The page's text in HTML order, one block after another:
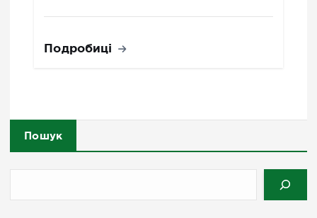
Подробиці
Пошук